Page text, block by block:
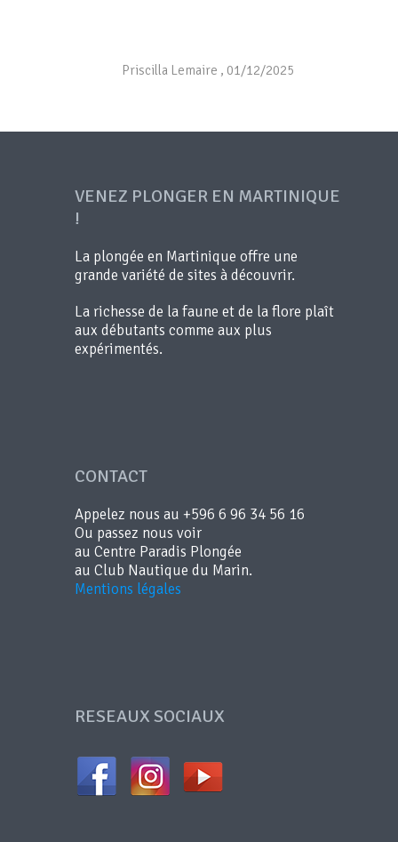
Priscilla Lemaire , 01/12/2025
VENEZ PLONGER EN MARTINIQUE
!
La plongée en Martinique offre une
grande variété de sites à découvrir.
La richesse de la faune et de la flore plaît
aux débutants comme aux plus
expérimentés.
CONTACT
Appelez nous au +596 6 96 34 56 16
Ou passez nous voir
au Centre Paradis Plongée
au Club Nautique du Marin.
Mentions légales
RESEAUX SOCIAUX